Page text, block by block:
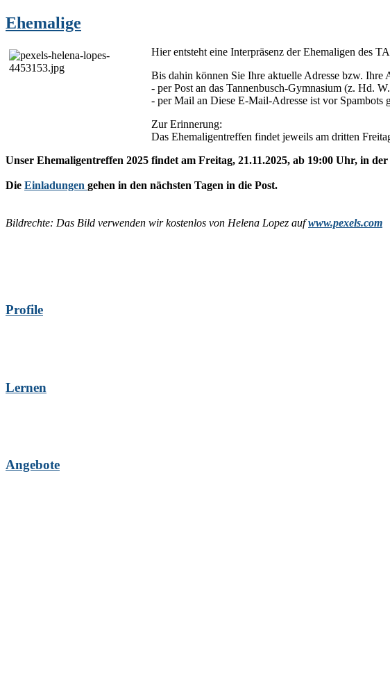
Ehemalige
Hier entsteht eine Interpräsenz der Ehemaligen des
Bis dahin können Sie Ihre aktuelle Adresse bzw. Ihre
- per Post an das Tannenbusch-Gymnasium (z. Hd.
- per Mail an Diese E-Mail-Adresse ist vor Spambots
Zur Erinnerung:
Das Ehemaligentreffen findet jeweils am dritten
Unser Ehemaligentreffen 2025 findet am Freitag, 21.11.2025, ab 19:00 Uhr, in
Die Einladungen gehen in den nächsten Tagen in die Post.
Bildrechte: Das Bild verwenden wir kostenlos von Helena Lopez aufwww.pexels.com
Profile
Lernen
Angebote